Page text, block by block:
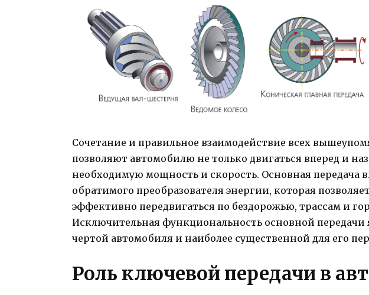
Сочетание и правильное взаимодействие всех
позволяют автомобилю не только двигаться вперед и
необходимую мощность и скорость. Основная передача
обратимого преобразователя энергии, которая
эффективно передвигаться по бездорожью, трассам и
Исключительная функциональность основной передачи
чертой автомобиля и наиболее существенной для его
Роль ключевой передачи в